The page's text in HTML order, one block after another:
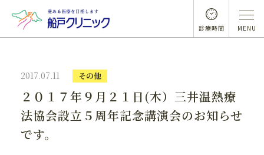
診療時間 MENU
2017.07.11 その他
２０１７年９月２１日(木）三井温熱療
法協会設立５周年記念講演会のお知らせ
です。